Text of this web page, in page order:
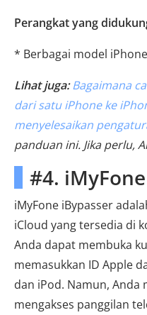
Perangkat yang
* Berbagai model
Lihat juga: Bagaimana
dari satu iPhone ke
menyelesaikan
panduan ini. Jika perlu,
#4.
iMyFone iBypasser
iCloud yang tersedia di
Anda dapat membuka
memasukkan ID Apple
dan iPod. Namun,
mengakses panggilan